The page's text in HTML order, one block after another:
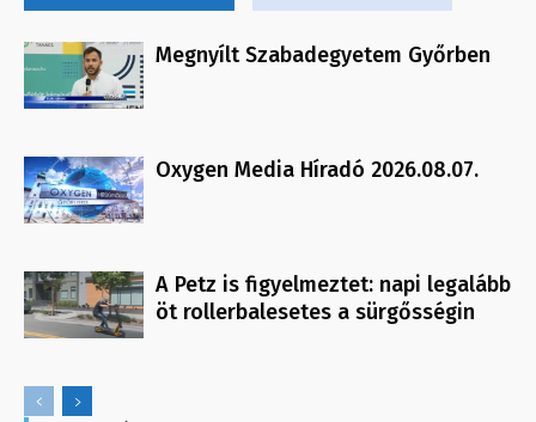
Megnyílt Szabadegyetem Győrben
Oxygen Media Híradó 2026.08.07.
A Petz is figyelmeztet: napi legalább
öt rollerbalesetes a sürgősségin